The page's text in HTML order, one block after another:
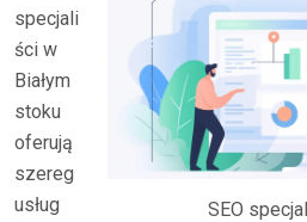
SEO
specjali
ści w
Białym
stoku
oferują
szereg
usług